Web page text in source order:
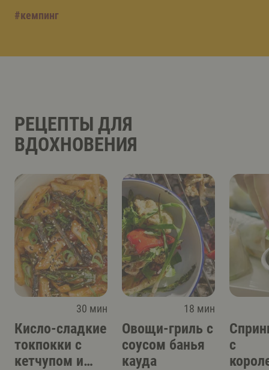
#кемпинг
РЕЦЕПТЫ ДЛЯ
ВДОХНОВЕНИЯ
30 мин
Кисло-сладкие
токпокки с
кетчупом и
18 мин
Овощи-гриль с
соусом банья
кауда
с